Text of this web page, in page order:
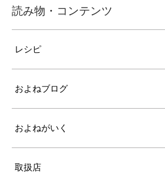
読み物・コンテンツ
レシピ
およねブログ
およねがいく
取扱店